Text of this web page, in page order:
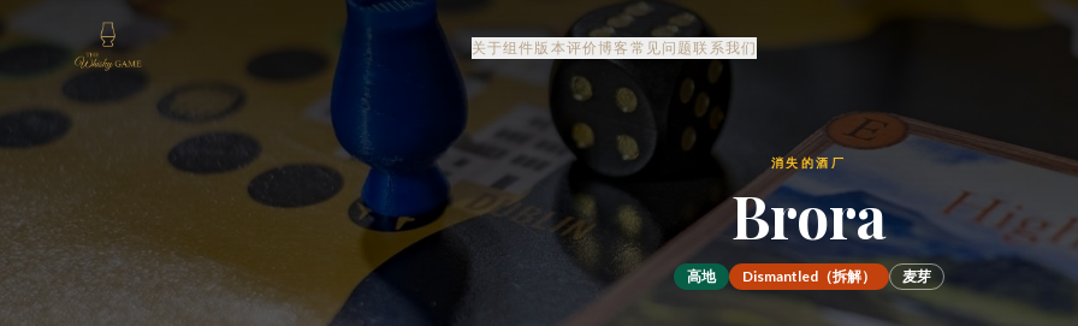
关于组件版本评价博客 常见问题联系我们
消失的酒厂
Brora
高地 Dismantled（拆解） 麦芽